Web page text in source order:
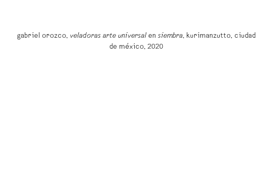
gabriel orozco, veladoras arte universal en siembra, kurimanzutto, ciudad
de méxico, 2020